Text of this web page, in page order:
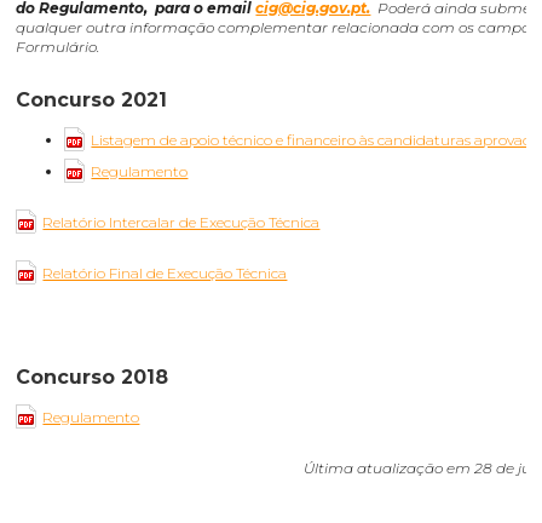
do Regulamento, para o emailcig@cig.gov.pt. Poderá ainda
qualquer outra informação complementar relacionada com os campos
Formulário.
Concurso 2021
Listagem de apoio técnico e financeiro às candidaturas
Regulamento
Relatório Intercalar de Execução Técnica
Relatório Final de Execução Técnica
Concurso 2018
Regulamento
Última atualização em 28 de